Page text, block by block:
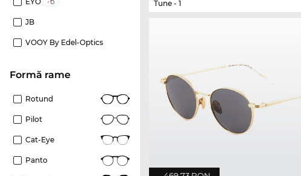
JB
VOOY By Edel-Optics
Formă rame
Rotund
Pilot
Cat-Eye
Panto
Tune - 1